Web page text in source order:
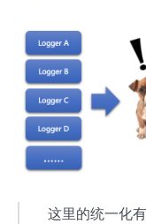
这里的统一化